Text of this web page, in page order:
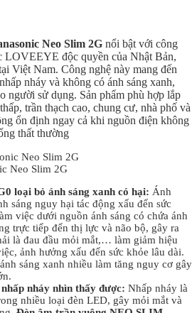
Neo Slim 2G nổi bật với công
LOVEEYE độc quyền của Nhật Bản,
Việt Nam. Công nghệ này mang đến
nháy và không có ánh sáng xanh,
người sử dụng. Sản phẩm phù hợp lắp
trần thạch cao, chung cư, nhà phố và
ổn định ngay cả khi nguồn điện không
thất thường
Neo Slim 2G
loại bỏ ánh sáng xanh có hại: Ánh
sáng nguy hại tác động xấu đến sức
việc dưới nguồn ánh sáng có chứa ánh
trực tiếp đến thị lực và não bộ, gây ra
là đau đầu mỏi mắt,… làm giảm hiệu
ảnh hưởng xấu đến sức khỏe lâu dài.
sáng xanh nhiều làm tăng nguy cơ gây
nháy nhìn thấy được: Nhấp nháy là
nhiều loại đèn LED, gây mỏi mắt và